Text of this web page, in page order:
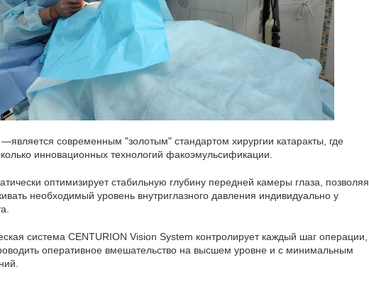
современным "золотым" стандартом хирургии катаракты, где
инновационных технологий факоэмульсификации.
оптимизирует стабильную глубину передней камеры глаза, позволяя
необходимый уровень внутриглазного давления индивидуально у
система CENTURION Vision System контролирует каждый шаг операции,
оперативное вмешательство на высшем уровне и с минимальным